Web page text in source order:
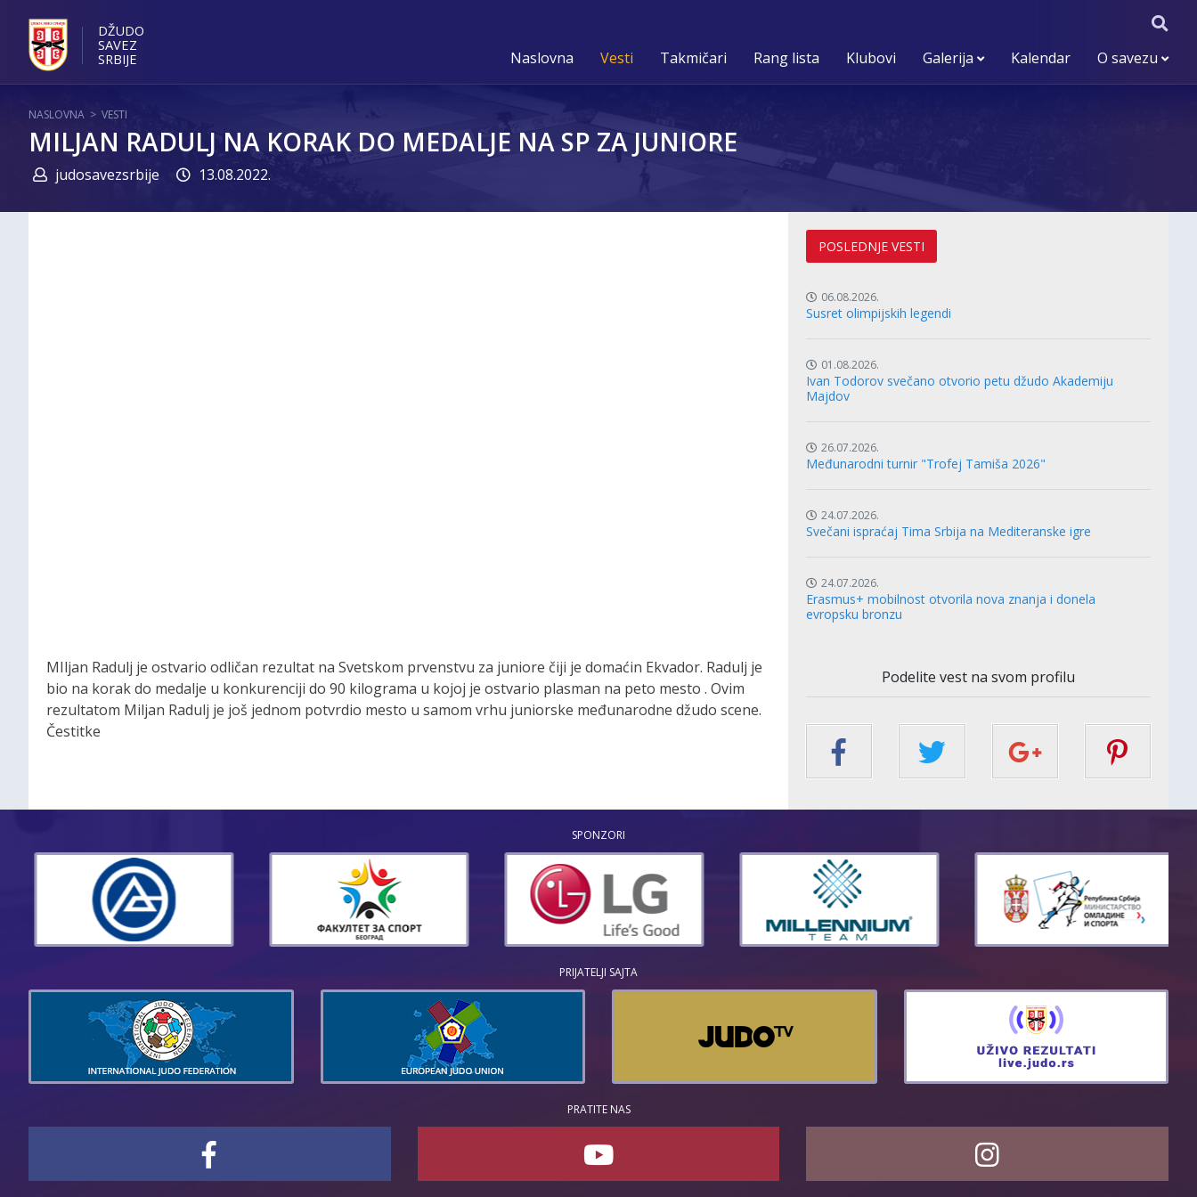
DŽUDO
SAVEZ
SRBIJE
Naslovna Vesti Takmičari Rang lista Klubovi Galerija Kalendar O savezu
NASLOVNA > VESTI
MILJAN RADULJ NA KORAK DO MEDALJE NA SP ZA JUNIORE
judosavezsrbije 13.08.2022.
MIljan Radulj je ostvario odličan rezultat na Svetskom prvenstvu za juniore čiji je domaćin Ekvador. Radulj je
bio na korak do medalje u konkurenciji do 90 kilograma u kojoj je ostvario plasman na peto mesto . Ovim
rezultatom Miljan Radulj je još jednom potvrdio mesto u samom vrhu juniorske međunarodne džudo scene.
Čestitke
POSLEDNJE VESTI
06.08.2026.
Susret olimpijskih legendi
01.08.2026.
Ivan Todorov svečano otvorio petu džudo Akademiju
Majdov
26.07.2026.
Međunarodni turnir "Trofej Tamiša 2026"
24.07.2026.
Svečani ispraćaj Tima Srbija na Mediteranske igre
24.07.2026.
Erasmus+ mobilnost otvorila nova znanja i donela
evropsku bronzu
Podelite vest na svom profilu
SPONZORI
PRIJATELJI SAJTA
PRATITE NAS